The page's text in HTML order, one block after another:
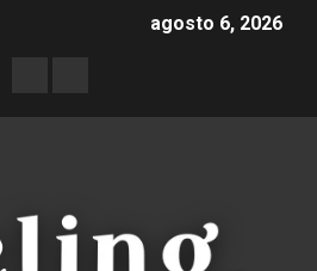
agosto 6, 2026